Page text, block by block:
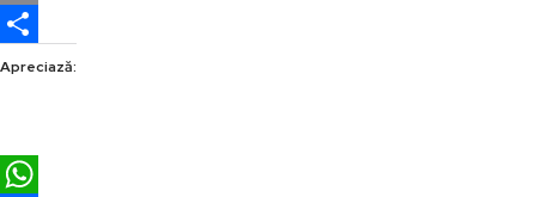
Email
Partajează
Apreciază: